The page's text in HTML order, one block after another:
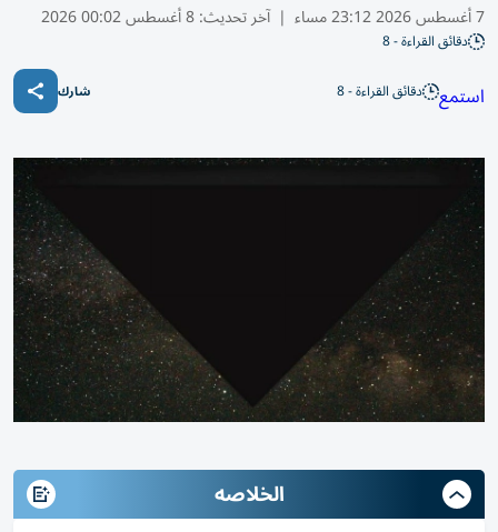
7 أغسطس 2026 23:12 مساء | آخر تحديث:8 أغسطس 00:02 2026
دقائق القراءة - 8
استمع دقائق القراءة - 8 شارك
الخلاصه